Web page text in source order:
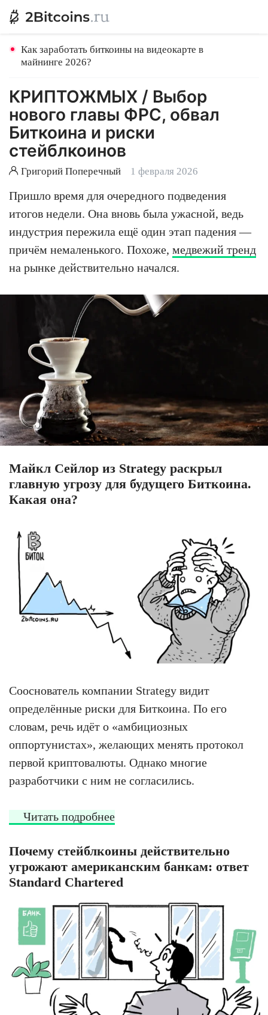
Как заработать биткоины на видеокарте в
майнинге 2026?
КРИПТОЖМЫХ / Выбор
нового главы ФРС, обвал
Биткоина и риски
стейблкоинов
Григорий Поперечный 1 февраля 2026
Пришло время для очередного подведения
итогов недели. Она вновь была ужасной, ведь
индустрия пережила ещё один этап падения —
причём немаленького. Похоже, медвежий тренд
на рынке действительно начался.
Майкл Сейлор из Strategy раскрыл
главную угрозу для будущего Биткоина.
Какая она?
Сооснователь компании Strategy видит
определённые риски для Биткоина. По его
словам, речь идёт о «амбициозных
оппортунистах», желающих менять протокол
первой криптовалюты. Однако многие
разработчики с ним не согласились.
Читать подробнее
Почему стейблкоины действительно
угрожают американским банкам: ответ
Standard Chartered